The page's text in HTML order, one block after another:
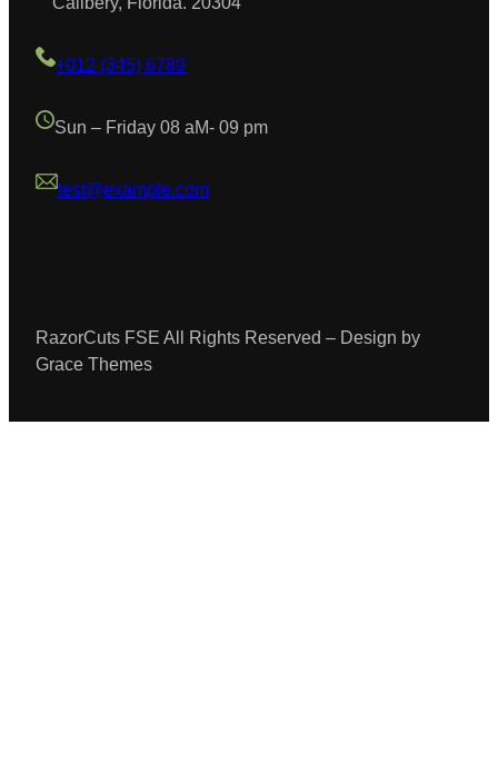
+012 (345) 6789
Sun – Friday 08 aM- 09 pm
test@example.com
RazorCuts FSE All Rights Reserved – Design by
Grace Themes